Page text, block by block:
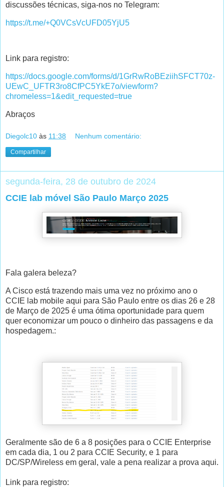
discussões técnicas, siga-nos no Telegram:
https://t.me/+Q0VCsVcUFD05YjU5
Link para registro:
https://docs.google.com/forms/d/1GrRwRoBEziihSFCT70z-
UEwC_UFTR3ro8CfPC5YkE7o/viewform?
chromeless=1&edit_requested=true
Abraços
Diegolc10 às 11:38 Nenhum comentário:
Compartilhar
segunda-feira, 28 de outubro de 2024
CCIE lab móvel São Paulo Março 2025
Fala galera beleza?
A Cisco está trazendo mais uma vez no próximo ano o
CCIE lab mobile aqui para São Paulo entre os dias 26 e 28
de Março de 2025 é uma ótima oportunidade para quem
quer economizar um pouco o dinheiro das passagens e da
hospedagem.:
Geralmente são de 6 a 8 posições para o CCIE Enterprise
em cada dia, 1 ou 2 para CCIE Security, e 1 para
DC/SP/Wireless em geral, vale a pena realizar a prova aqui.
Link para registro: